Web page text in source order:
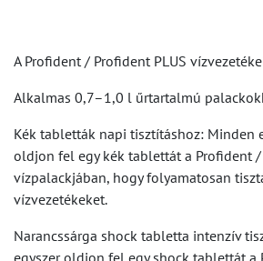
A Profident / Profident PLUS
Alkalmas 0,7–1,0 l űrtartalmú
Kék tabletták napi tisztításhoz: Minden
oldjon fel egy kék tablettát a Profident /
vízpalackjában, hogy folyamatosan
vízvezetékeket.
Narancssárga shock tabletta intenzív
egyszer oldjon fel egy shock tablettát